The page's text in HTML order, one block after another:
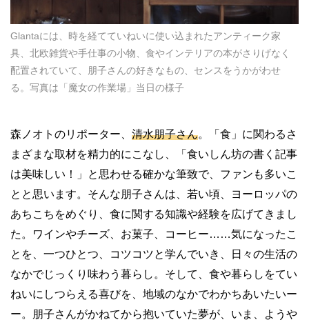
Glantaには、時を経てていねいに使い込まれたアンティーク家
具、北欧雑貨や手仕事の小物、食やインテリアの本がさりげなく
配置されていて、朋子さんの好きなもの、センスをうかがわせ
る。写真は「魔女の作業場」当日の様子
森ノオトのリポーター、 清水朋子さん。「食」に関わるさ
まざまな取材を精力的にこなし、「食いしん坊の書く記事
は美味しい！」と思わせる確かな筆致で、ファンも多いこ
とと思います。そんな朋子さんは、若い頃、ヨーロッパの
あちこちをめぐり、食に関する知識や経験を広げてきまし
た。ワインやチーズ、お菓子、コーヒー……気になったこ
とを、一つひとつ、コツコツと学んでいき、日々の生活の
なかでじっくり味わう暮らし。そして、食や暮らしをてい
ねいにしつらえる喜びを、地域のなかでわかちあいたいー
ー。朋子さんがかねてから抱いていた夢が、いま、ようや